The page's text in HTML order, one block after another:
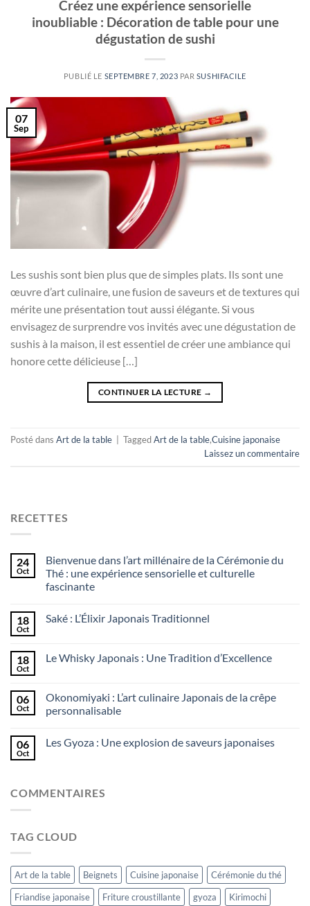
Créez une expérience sensorielle
inoubliable : Décoration de table pour une
dégustation de sushi
PUBLIÉ LE SEPTEMBRE 7, 2023 PAR SUSHIFACILE
07
Sep
Les sushis sont bien plus que de simples plats. Ils sont une
œuvre d’art culinaire, une fusion de saveurs et de textures qui
mérite une présentation tout aussi élégante. Si vous
envisagez de surprendre vos invités avec une dégustation de
sushis à la maison, il est essentiel de créer une ambiance qui
honore cette délicieuse […]
CONTINUER LA LECTURE →
Posté dans Art de la table TaggedArt de la table,Cuisine japonaise
Laissez un commentaire
RECETTES
24
Oct
Bienvenue dans l’art millénaire de la Cérémonie du
Thé : une expérience sensorielle et culturelle
fascinante
18
Oct
Saké : L’Élixir Japonais Traditionnel
18
Oct
Le Whisky Japonais : Une Tradition d’Excellence
06
Oct
Okonomiyaki : L’art culinaire Japonais de la crêpe
personnalisable
06
Oct
Les Gyoza : Une explosion de saveurs japonaises
COMMENTAIRES
TAG CLOUD
Art de la table Beignets Cuisine japonaise
Cérémonie du thé
Friandise japonaise
Friture croustillante gyoza Kirimochi